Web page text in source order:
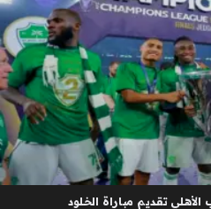
تقديم مباراة الخلود